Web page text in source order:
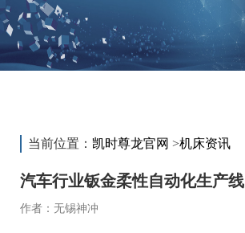
当前位置： 凯时尊龙官网 >机床资讯
汽车行业钣金柔性自动化生产线
作者：无锡神冲